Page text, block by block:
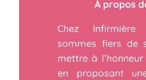
À propos
Chez
sommes fiers de
mettre à
en proposant